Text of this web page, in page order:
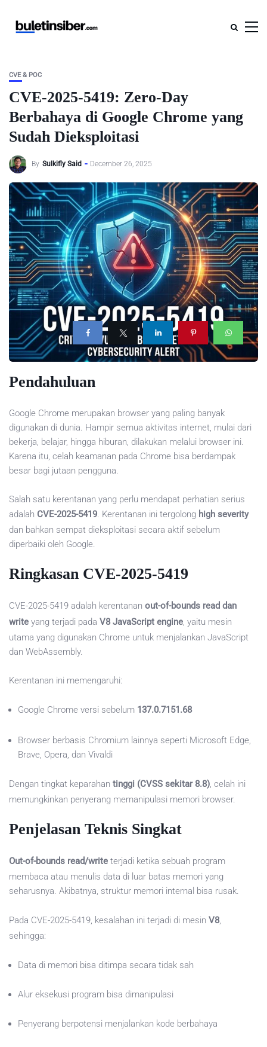
CVE & POC
CVE-2025-5419: Zero-Day
Berbahaya di Google Chrome yang
Sudah Dieksploitasi
By Sulkifly Said December 26, 2025
Pendahuluan
Google Chrome merupakan browser yang paling banyak
digunakan di dunia. Hampir semua aktivitas internet, mulai dari
bekerja, belajar, hingga hiburan, dilakukan melalui browser ini.
Karena itu, celah keamanan pada Chrome bisa berdampak
besar bagi jutaan pengguna.
Salah satu kerentanan yang perlu mendapat perhatian serius
adalah CVE-2025-5419. Kerentanan ini tergolong high severity
dan bahkan sempat dieksploitasi secara aktif sebelum
diperbaiki oleh Google.
Ringkasan CVE-2025-5419
CVE-2025-5419 adalah kerentanan out-of-bounds read dan
write yang terjadi pada V8 JavaScript engine, yaitu mesin
utama yang digunakan Chrome untuk menjalankan JavaScript
dan WebAssembly.
Kerentanan ini memengaruhi:
Google Chrome versi sebelum 137.0.7151.68
Browser berbasis Chromium lainnya seperti Microsoft Edge,
Brave, Opera, dan Vivaldi
Dengan tingkat keparahan tinggi (CVSS sekitar 8.8), celah ini
memungkinkan penyerang memanipulasi memori browser.
Penjelasan Teknis Singkat
Out-of-bounds read/write terjadi ketika sebuah program
membaca atau menulis data di luar batas memori yang
seharusnya. Akibatnya, struktur memori internal bisa rusak.
Pada CVE-2025-5419, kesalahan ini terjadi di mesin V8,
sehingga:
Data di memori bisa ditimpa secara tidak sah
Alur eksekusi program bisa dimanipulasi
Penyerang berpotensi menjalankan kode berbahaya